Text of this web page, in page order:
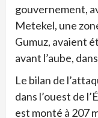
gouvernement,
Metekel, une
Gumuz, avaient
avant l’aube,
Le bilan de
dans l’ouest de
est monté à 207